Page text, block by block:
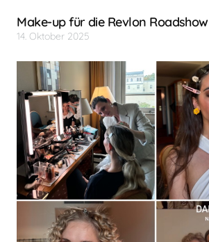
Make-up für die Revlon Roadshow
14. Oktober 2025